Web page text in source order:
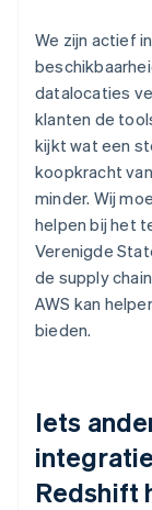
We zijn actief
datalocaties
klanten de
kijkt wat een
koopkracht
minder. Wij
helpen bij het
Verenigde
de supply
AWS kan
bieden.
Iets
Redshift